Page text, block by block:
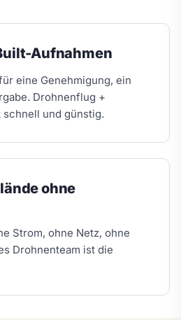
Aufnahmen
eine Genehmigung, ein
Drohnenflug +
und günstig.
ohne
Strom, ohne Netz, ohne
Drohnenteam ist die